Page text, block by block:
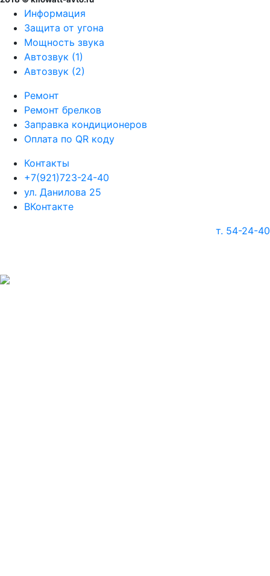
Информация
Защита от угона
Мощность звука
Автозвук (1)
Автозвук (2)
Ремонт
Ремонт брелков
Заправка кондиционеров
Оплата по QR коду
Контакты
+7(921)723-24-40
ул. Данилова 25
ВКонтакте
т. 54-24-40